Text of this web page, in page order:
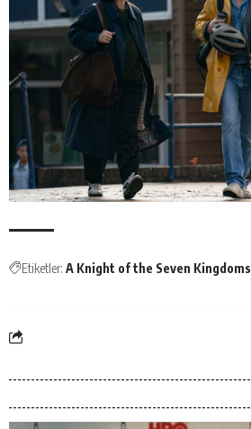
Etiketler: A Knight of the Seven Kingdoms